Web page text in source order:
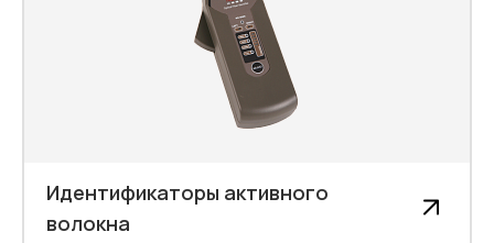
Идентификаторы активного
волокна